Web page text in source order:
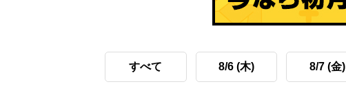
すべて 8/6 (木) 8/7 (金)